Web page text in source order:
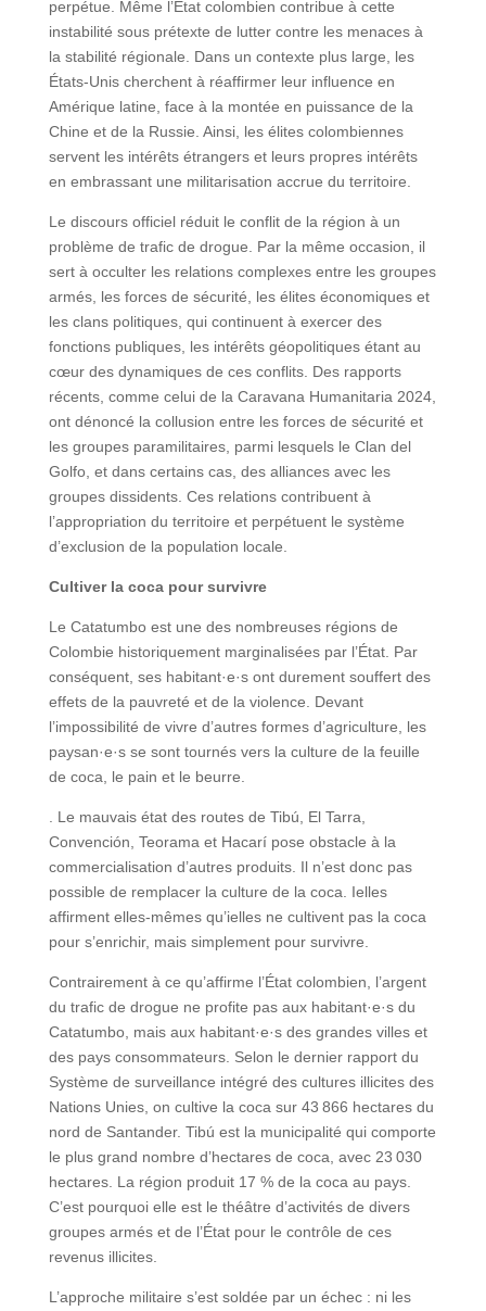
perpétue. Même l’État colombien contribue à cette
instabilité sous prétexte de lutter contre les menaces à
la stabilité régionale. Dans un contexte plus large, les
États-Unis cherchent à réaffirmer leur influence en
Amérique latine, face à la montée en puissance de la
Chine et de la Russie. Ainsi, les élites colombiennes
servent les intérêts étrangers et leurs propres intérêts
en embrassant une militarisation accrue du territoire.
Le discours officiel réduit le conflit de la région à un
problème de trafic de drogue. Par la même occasion, il
sert à occulter les relations complexes entre les groupes
armés, les forces de sécurité, les élites économiques et
les clans politiques, qui continuent à exercer des
fonctions publiques, les intérêts géopolitiques étant au
cœur des dynamiques de ces conflits. Des rapports
récents, comme celui de la Caravana Humanitaria 2024,
ont dénoncé la collusion entre les forces de sécurité et
les groupes paramilitaires, parmi lesquels le Clan del
Golfo, et dans certains cas, des alliances avec les
groupes dissidents. Ces relations contribuent à
l’appropriation du territoire et perpétuent le système
d’exclusion de la population locale.
Cultiver la coca pour survivre
Le Catatumbo est une des nombreuses régions de
Colombie historiquement marginalisées par l’État. Par
conséquent, ses habitant·e·s ont durement souffert des
effets de la pauvreté et de la violence. Devant
l’impossibilité de vivre d’autres formes d’agriculture, les
paysan·e·s se sont tournés vers la culture de la feuille
de coca, le pain et le beurre.
. Le mauvais état des routes de Tibú, El Tarra,
Convención, Teorama et Hacarí pose obstacle à la
commercialisation d’autres produits. Il n’est donc pas
possible de remplacer la culture de la coca. Ielles
affirment elles-mêmes qu’ielles ne cultivent pas la coca
pour s’enrichir, mais simplement pour survivre.
Contrairement à ce qu’affirme l’État colombien, l’argent
du trafic de drogue ne profite pas aux habitant·e·s du
Catatumbo, mais aux habitant·e·s des grandes villes et
des pays consommateurs. Selon le dernier rapport du
Système de surveillance intégré des cultures illicites des
Nations Unies, on cultive la coca sur 43 866 hectares du
nord de Santander. Tibú est la municipalité qui comporte
le plus grand nombre d’hectares de coca, avec 23 030
hectares. La région produit 17 % de la coca au pays.
C’est pourquoi elle est le théâtre d’activités de divers
groupes armés et de l’État pour le contrôle de ces
revenus illicites.
L’approche militaire s’est soldée par un échec : ni les